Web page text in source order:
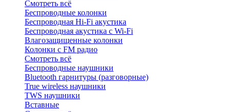
Смотреть всё
Беспроводные колонки
Беспроводная Hi-Fi акустика
Беспроводная акустика с Wi-Fi
Влагозащищенные колонки
Колонки с FM радио
Смотреть всё
Беспроводные наушники
Bluetоoth гарнитуры (разговорные)
True wireless наушники
TWS наушники
Вставные